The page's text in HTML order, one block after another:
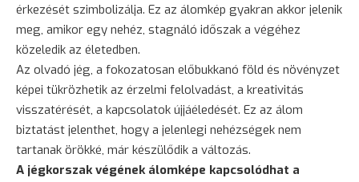
érkezését szimbolizálja. Ez az álomkép gyakran akkor jelenik
meg, amikor egy nehéz, stagnáló időszak a végéhez
közeledik az életedben.
Az olvadó jég, a fokozatosan előbukkanó föld és növényzet
képei tükrözhetik az érzelmi felolvadást, a kreativitás
visszatérését, a kapcsolatok újjáéledését. Ez az álom
biztatást jelenthet, hogy a jelenlegi nehézségek nem
tartanak örökké, már készülődik a változás.
A jégkorszak végének álomképe kapcsolódhat a